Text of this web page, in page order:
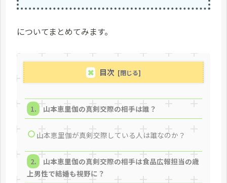
についてまとめてみます。
目次
山本恵里伽の真剣交際の相手は誰？
山本恵里伽が真剣交際している人は誰なのか？
山本恵里伽の真剣交際の相手は食品広報担当の歳
上男性で結婚も視野に？